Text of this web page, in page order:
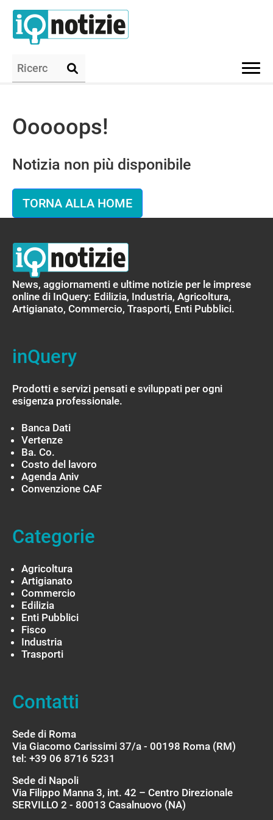
Ooooops!
Notizia non più disponibile
TORNA ALLA HOME
IQ Notizie
News, aggiornamenti e ultime notizie per le imprese
online di InQuery: Edilizia, Industria, Agricoltura,
Artigianato, Commercio, Trasporti, Enti Pubblici.
inQuery
Prodotti e servizi pensati e sviluppati per ogni
esigenza professionale.
Banca Dati
Vertenze
Ba. Co.
Costo del lavoro
Agenda Aniv
Convenzione CAF
Categorie
Agricoltura
Artigianato
Commercio
Edilizia
Enti Pubblici
Fisco
Industria
Trasporti
Contatti
Sede di Roma
Via Giacomo Carissimi 37/a - 00198 Roma (RM)
tel: +39 06 8716 5231
Sede di Napoli
Via Filippo Manna 3, int. 42 – Centro Direzionale
SERVILLO 2 - 80013 Casalnuovo (NA)